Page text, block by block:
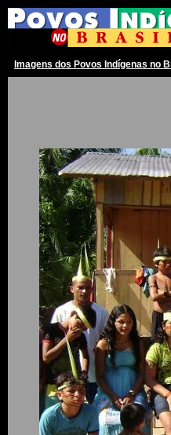
Imagens dos Povos Indígenas no